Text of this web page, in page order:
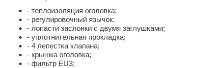
- теплоизоляция оголовка;
- регулировочный язычок;
- лопасти заслонки с двумя заглушками;
- уплотнительная прокладка;
- 4 лепестка клапана;
- крышка оголовка;
- фильтр EU3;